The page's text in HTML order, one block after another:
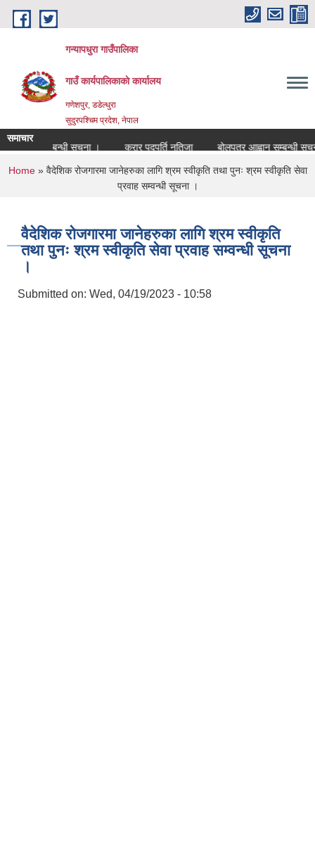
Skip to main content
गन्यापधुरा गाउँपालिका
गाउँ कार्यपालिकाकाे कार्यालय
गणेशपुर, डडेल्धुरा
सुदुरपश्चिम प्रदेश, नेपाल
समाचार
पदपुर्ति सम्बन्धी सुचना ।
करार पदपुर्ति नतिजा बोलपत्र आह्वान सम्बन्धी सुचना
You are here
Home» वैदेशिक रोजगारमा जानेहरुका लागि श्रम स्वीकृति तथा पुनः श्रम स्वीकृति सेवा
प्रवाह सम्वन्धी सूचना ।
वैदेशिक रोजगारमा जानेहरुका लागि श्रम स्वीकृति
तथा पुनः श्रम स्वीकृति सेवा प्रवाह सम्वन्धी सूचना
।
Submitted on: Wed, 04/19/2023 - 10:58